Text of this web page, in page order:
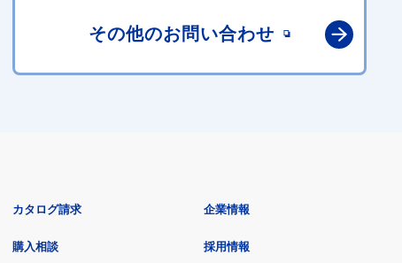
その他のお問い合わせ
カタログ請求
購入相談
企業情報
採用情報